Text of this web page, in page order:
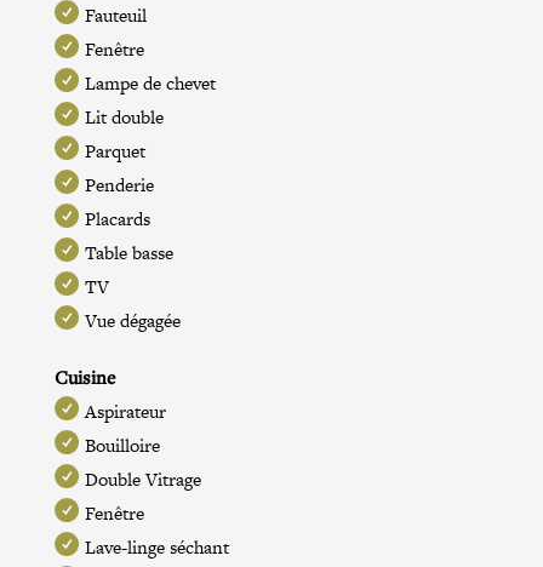
Fauteuil
Fenêtre
Lampe de chevet
Lit double
Parquet
Penderie
Placards
Table basse
TV
Vue dégagée
Cuisine
Aspirateur
Bouilloire
Double Vitrage
Fenêtre
Lave-linge séchant